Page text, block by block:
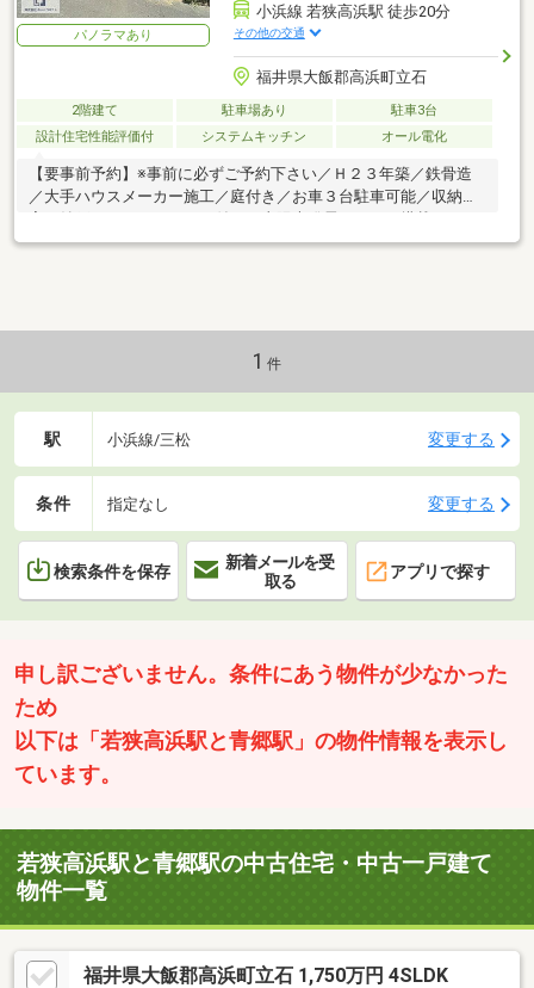
パノラマあり
小浜線 若狭高浜駅 徒歩20分
その他の交通
福井県大飯郡高浜町立石
2階建て 駐車場あり
駐車3台
設計住宅性能評価付
システムキッチン オール電化
【要事前予約】※事前に必ずご予約下さい／Ｈ２３年築／鉄骨造
／大手ハウスメーカー施工／庭付き／お車３台駐車可能／収納充
ル電化住宅／駅徒歩２０分♪
1 件
駅 小浜線/三松 変更する
条件 指定なし 変更する
検索条件を保存
新着メールを受
取る
アプリで探す
申し訳ございません。条件にあう物件が少なかった
ため
以下は「若狭高浜駅と青郷駅」の物件情報を表示し
ています。
若狭高浜駅と青郷駅の中古住宅・中古一戸建て
物件一覧
福井県大飯郡高浜町立石 1,750万円 4SLDK